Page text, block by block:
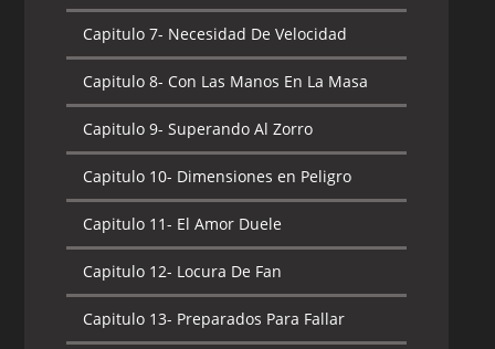
Capitulo 7- Necesidad De Velocidad
Capitulo 8- Con Las Manos En La Masa
Capitulo 9- Superando Al Zorro
Capitulo 10- Dimensiones en Peligro
Capitulo 11- El Amor Duele
Capitulo 12- Locura De Fan
Capitulo 13- Preparados Para Fallar